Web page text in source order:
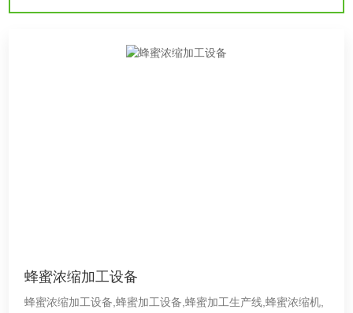
蜂蜜浓缩加工设备
蜂蜜浓缩加工设备,蜂蜜加工设备,蜂蜜加工生产线,蜂蜜浓缩机,